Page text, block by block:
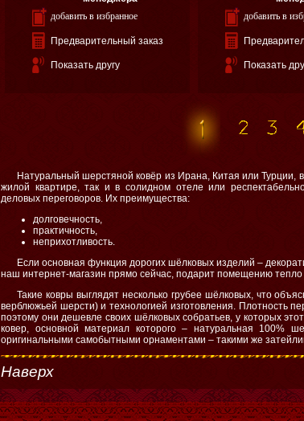
добавить в избранное
Предварительный заказ
Показать другу
добавить в
Показать
Натуральный шерстяной ковёр из Ирана, Китая или Турции,
жилой квартире, так и в солидном отеле или
деловых переговоров. Их преимущества:
долговечность,
практичность,
неприхотливость.
Если основная функция дорогих шёлковых изделий –
наш интернет-магазин прямо сейчас, подарит помещению тепло
Такие ковры выглядят несколько грубее шёлковых, что
верблюжьей шерсти) и технологией изготовления. Плотность
поэтому они дешевле своих шёлковых собратьев, у которых
ковер, основной материал которого – натуральная 100%
оригинальными самобытными орнаментами – такими же
Наверх